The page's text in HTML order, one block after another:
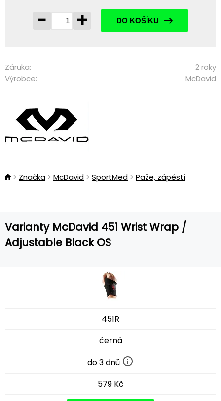
-
+ DO KOŠÍKU
Záruka:
2 roky
Výrobce:
McDavid
Značka McDavid SportMed Paže, zápěstí
Varianty McDavid 451 Wrist Wrap /
Adjustable Black OS
451R
černá
do 3 dnů
579 Kč